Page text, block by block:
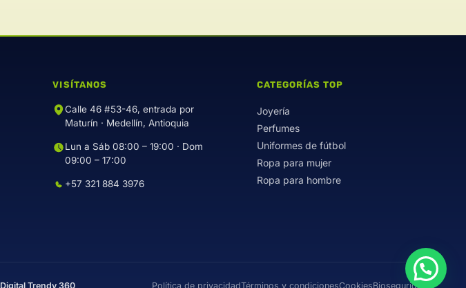
VISÍTANOS
Calle 46 #53-46, entrada por
Maturín · Medellín, Antioquia
Lun a Sáb 08:00 – 19:00 · Dom
09:00 – 17:00
+57 321 884 3976
CATEGORÍAS TOP
Joyería
Perfumes
Uniformes de fútbol
Ropa para mujer
Ropa para hombre
Digital Trendy 360 Política de privacidadTérminos y condicionesCookiesBioseguridad